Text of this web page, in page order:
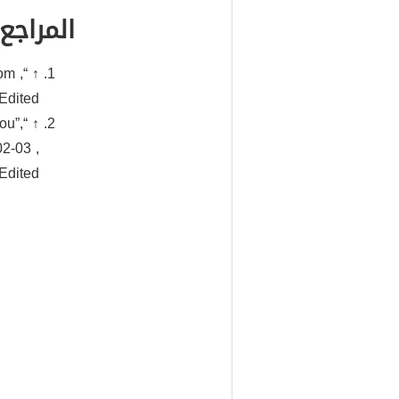
المراجع
↑ “
,
03 ,
Edited.